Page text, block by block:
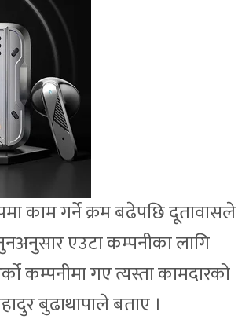
काम गर्ने क्रम बढेपछि दूतावासले
एउटा कम्पनीका लागि
कम्पनीमा गए त्यस्ता कामदारको
बुढाथापाले बताए ।